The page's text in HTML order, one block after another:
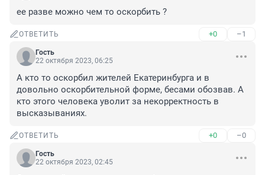
ее разве можно чем то оскорбить ?
ОТВЕТИТЬ +0 –1
Гость
22 октября 2023, 06:25
А кто то оскорбил жителей Екатеринбурга и в
довольно оскорбительной форме, бесами обозвав. А
кто этого человека уволит за некорректность в
высказываниях.
ОТВЕТИТЬ +0 –0
Гость
22 октября 2023, 02:45